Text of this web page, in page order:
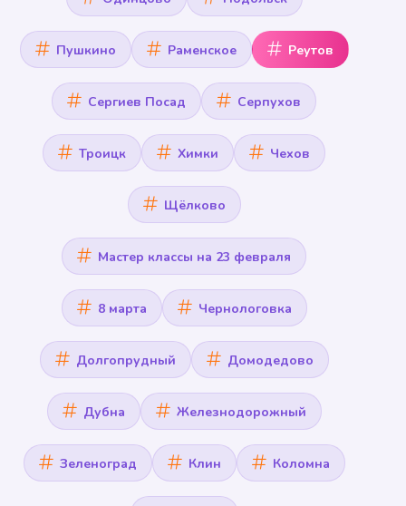
Пушкино Раменское Реутов
Сергиев Посад Серпухов
Троицк Химки Чехов
Щёлково
Мастер классы на 23 февраля
8 марта Чернологовка
Долгопрудный Домодедово
Дубна Железнодорожный
Зеленоград Клин Коломна